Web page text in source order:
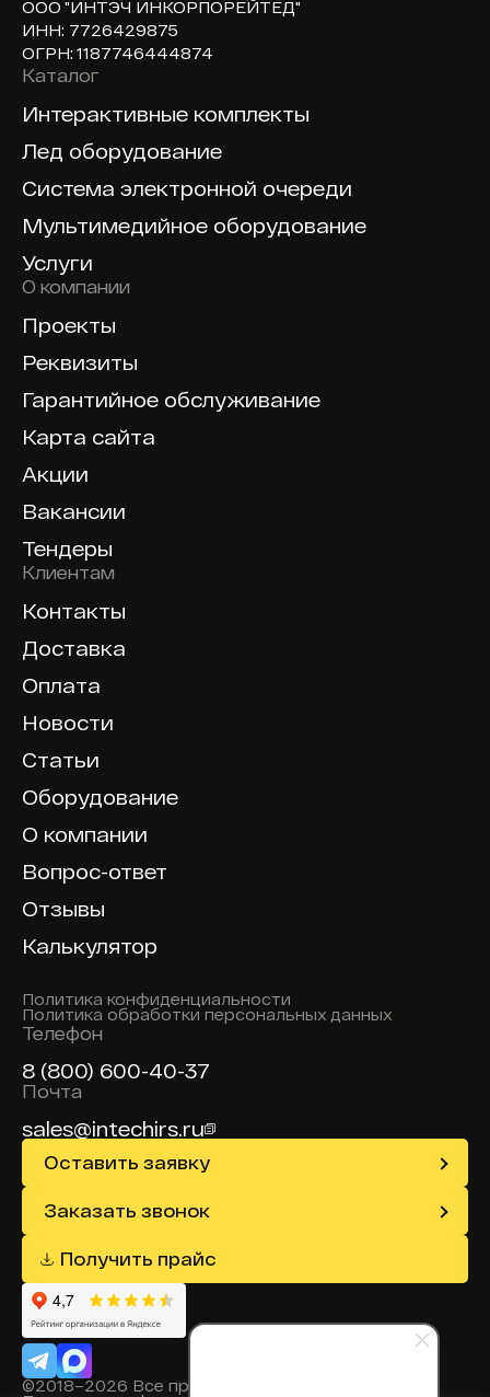
ООО "ИНТЭЧ ИНКОРПОРЕЙТЕД"
ИНН: 7726429875
ОГРН: 1187746444874
Доп навигация по сайту
Каталог
Интерактивные комплекты
Лед оборудование
Система электронной очереди
Мультимедийное оборудование
Услуги
О компании
Проекты
Реквизиты
Гарантийное обслуживание
Карта сайта
Акции
Вакансии
Тендеры
Клиентам
Контакты
Доставка
Оплата
Новости
Статьи
Оборудование
О компании
Вопрос-ответ
Отзывы
Калькулятор
Политика конфиденциальности
Политика обработки персональных данных
Телефон
8 (800) 600-40-37
Почта
sales@intechirs.ru
Оставить заявку
Заказать звонок
Получить прайс
©2018–2026 Все права защищены